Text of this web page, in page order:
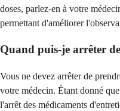
doses, parlez-en à votre
permettant d'améliorer
Quand puis-je arrêter
Vous ne devez arrêter de
votre médecin. Étant donné
l'arrêt des médicaments